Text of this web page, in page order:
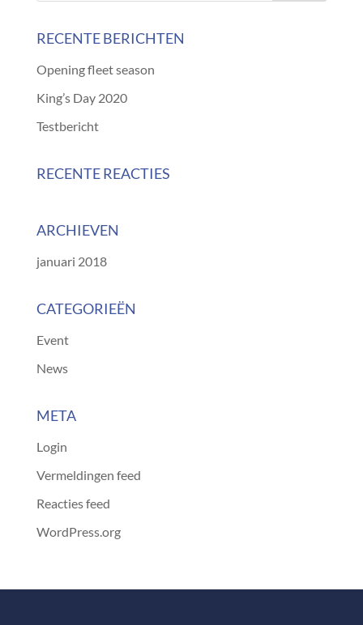
RECENTE BERICHTEN
Opening fleet season
King’s Day 2020
Testbericht
RECENTE REACTIES
ARCHIEVEN
januari 2018
CATEGORIEËN
Event
News
META
Login
Vermeldingen feed
Reacties feed
WordPress.org